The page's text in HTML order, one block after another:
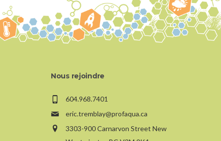
Nous rejoindre
604.968.7401
eric.tremblay@profaqua.ca
3303-900 Carnarvon Street New